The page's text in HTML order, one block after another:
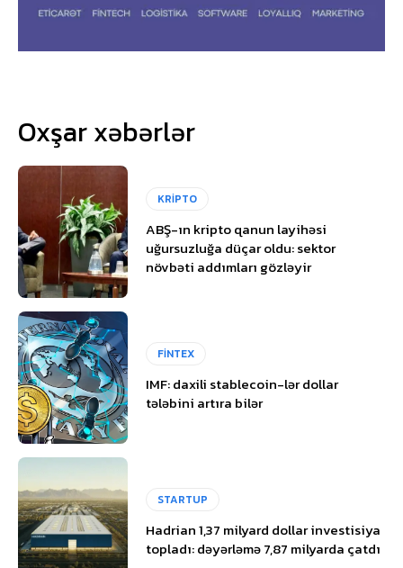
Oxşar xəbərlər
KRİPTO
ABŞ-ın kripto qanun layihəsi
uğursuzluğa düçar oldu: sektor
növbəti addımları gözləyir
FİNTEX
IMF: daxili stablecoin-lər dollar
tələbini artıra bilər
STARTUP
Hadrian 1,37 milyard dollar investisiya
topladı: dəyərləmə 7,87 milyarda çatdı